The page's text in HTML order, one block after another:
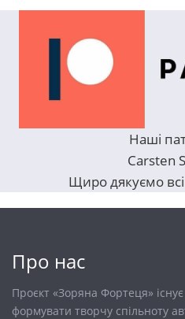
Наші
Carsten
Щиро дякуємо
Про нас
Проєкт «Зоряна Фортеця»
формувати творчу спільноту